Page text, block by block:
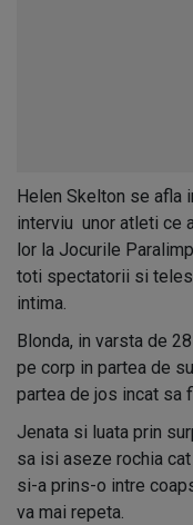
Helen Skelton se afla
interviu unor atleti ce
lor la Jocurile
toti spectatorii si
intima.
Blonda, in varsta de
pe corp in partea de
partea de jos incat sa
Jenata si luata prin
sa isi aseze rochia
si-a prins-o intre
va mai repeta.